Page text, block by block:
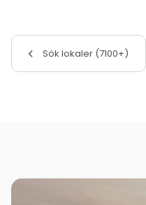
Sök lokaler (7100+)